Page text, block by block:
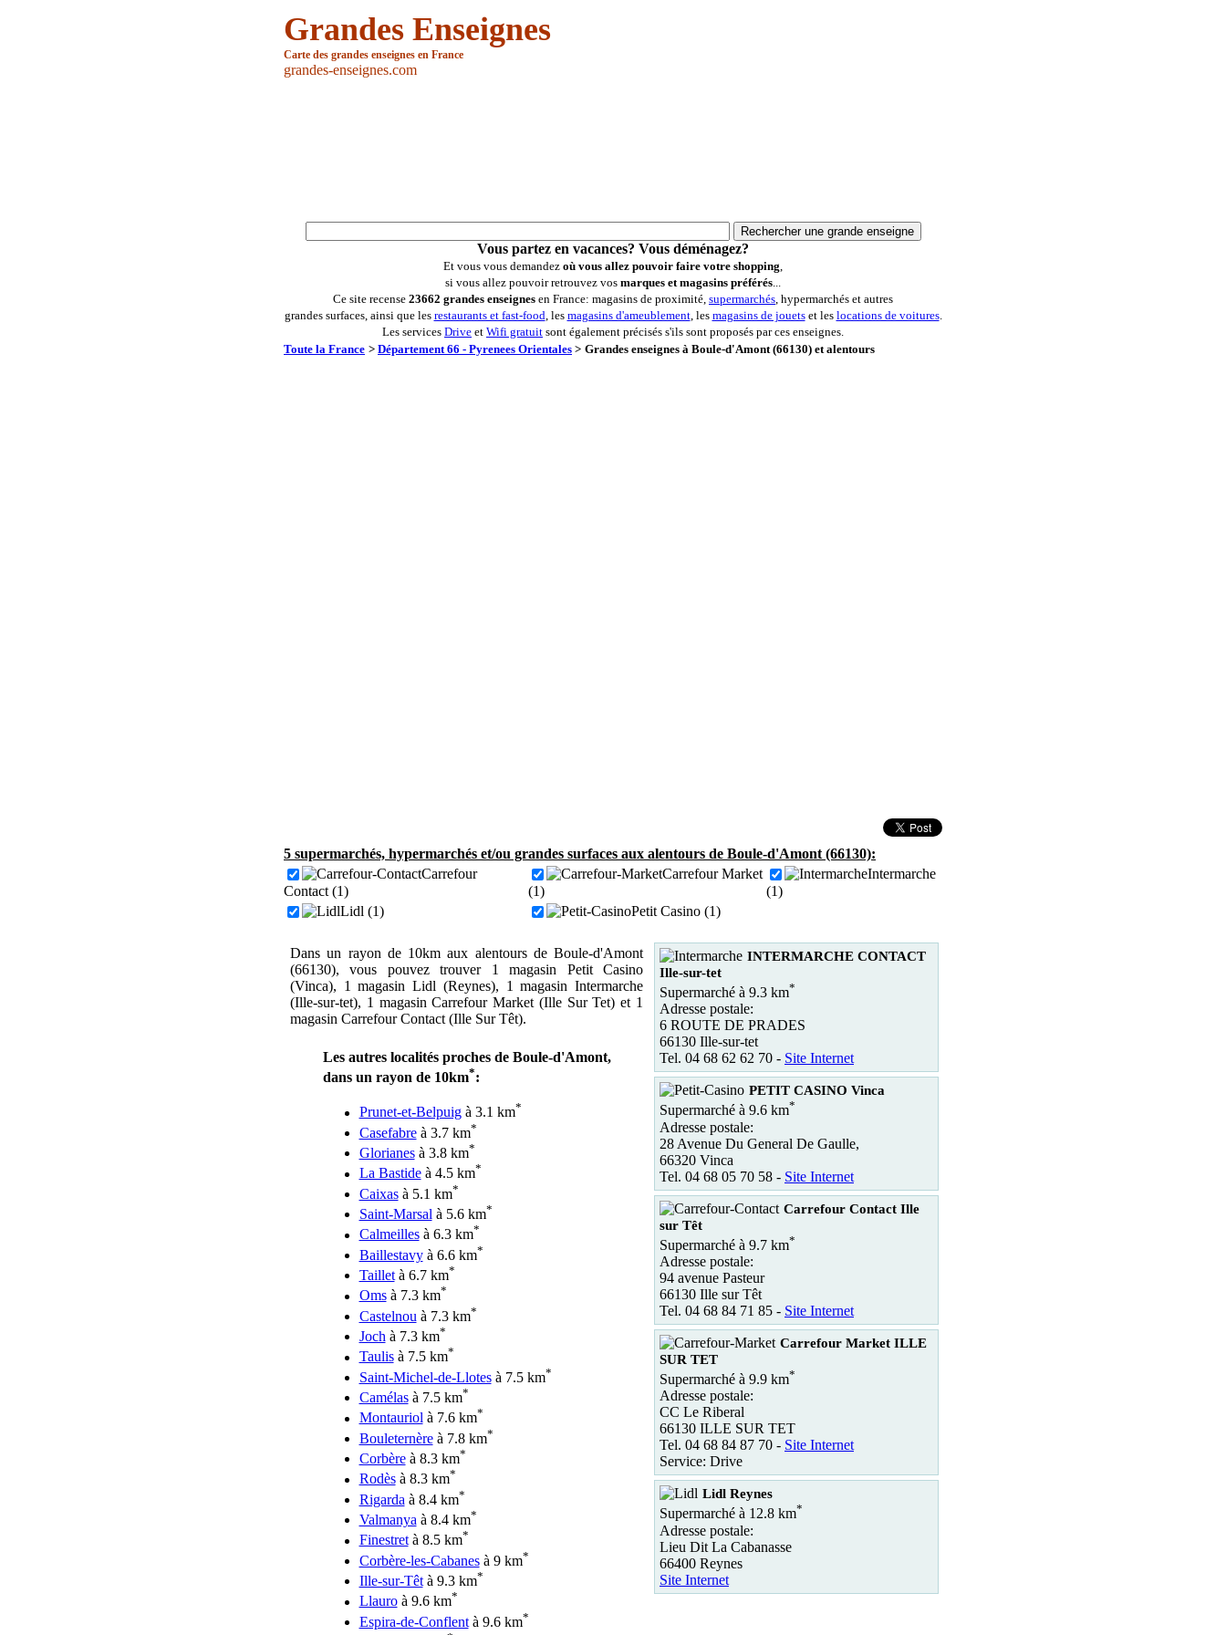
Grandes Enseignes
Carte des grandes enseignes en France
grandes-enseignes.com
Vous partez en vacances? Vous déménagez?
Et vous vous demandez où vous allez pouvoir faire votre shopping,
si vous allez pouvoir retrouvez vos marques et magasins préférés...
Ce site recense 23662 grandes enseignes en France: magasins de proximité, supermarchés, hypermarchés et autres
grandes surfaces, ainsi que les restaurants et fast-food, les magasins d'ameublement, les magasins de jouetset les locations de voitures.
Les services Drive et Wifi gratuit sont également précisés s'ils sont proposés par ces enseignes.
Toute la France > Département 66 - Pyrenees Orientales > Grandes enseignes à Boule-d'Amont (66130) et alentours
5 supermarchés, hypermarchés et/ou grandes surfaces aux alentours de Boule-d'Amont (66130):
Carrefour
Contact (1)
Carrefour Market
(1)
Intermarche
(1)
Lidl (1)
Petit Casino (1)
Dans un rayon de 10km aux alentours de Boule-d'Amont
(66130), vous pouvez trouver 1 magasin Petit Casino
(Vinca), 1 magasin Lidl (Reynes), 1 magasin Intermarche
(Ille-sur-tet), 1 magasin Carrefour Market (Ille Sur Tet) et 1
magasin Carrefour Contact (Ille Sur Têt).
Les autres localités proches de Boule-d'Amont,
dans un rayon de 10km*:
Prunet-et-Belpuigà 3.1 km*
Casefabreà 3.7 km*
Glorianesà 3.8 km*
La Bastideà 4.5 km*
Caixasà 5.1 km*
Saint-Marsal à 5.6 km*
Calmeillesà 6.3 km*
Baillestavyà 6.6 km*
Tailletà 6.7 km*
Omsà 7.3 km*
Castelnou à 7.3 km*
Joch à 7.3 km*
Taulisà 7.5 km*
Saint-Michel-de-Llotesà 7.5 km*
Camélasà 7.5 km*
Montauriolà 7.6 km*
Bouleternèreà 7.8 km*
Corbèreà 8.3 km*
Rodèsà 8.3 km*
Rigarda à 8.4 km*
Valmanya à 8.4 km*
Finestretà 8.5 km*
Corbère-les-Cabanesà 9 km*
Ille-sur-Têtà 9.3 km*
Llauroà 9.6 km*
Espira-de-Conflentà 9.6 km*
INTERMARCHE CONTACT
Ille-sur-tet
Supermarché à 9.3 km*
Adresse postale:
6 ROUTE DE PRADES
66130 Ille-sur-tet
Tel. 04 68 62 62 70 - Site Internet
PETIT CASINO Vinca
Supermarché à 9.6 km*
Adresse postale:
28 Avenue Du General De Gaulle,
66320 Vinca
Tel. 04 68 05 70 58 - Site Internet
Carrefour Contact Ille
sur Têt
Supermarché à 9.7 km*
Adresse postale:
94 avenue Pasteur
66130 Ille sur Têt
Tel. 04 68 84 71 85 - Site Internet
Carrefour Market ILLE
SUR TET
Supermarché à 9.9 km*
Adresse postale:
CC Le Riberal
66130 ILLE SUR TET
Tel. 04 68 84 87 70 - Site Internet
Service: Drive
Lidl Reynes
Supermarché à 12.8 km*
Adresse postale:
Lieu Dit La Cabanasse
66400 Reynes
Site Internet